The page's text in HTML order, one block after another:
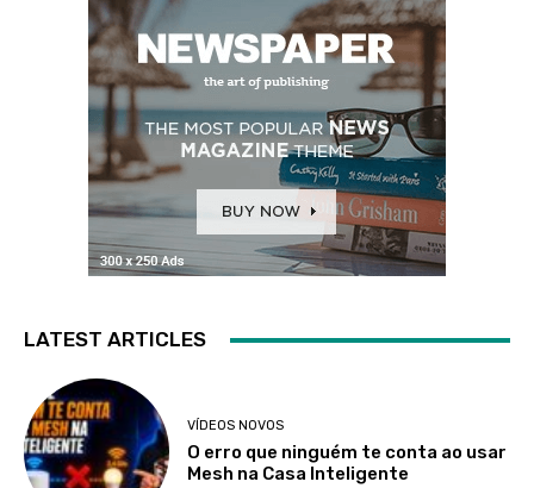
LATEST ARTICLES
VÍDEOS NOVOS
O erro que ninguém te conta ao usar
Mesh na Casa Inteligente